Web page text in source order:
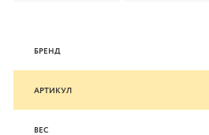
БРЕНД
АРТИКУЛ
ВЕС